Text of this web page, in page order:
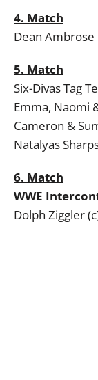
4. Match
Dean Ambrose
5. Match
Six-Divas Tag
Emma, Naomi
Cameron &
Natalyas
6. Match
WWE
Dolph Ziggler